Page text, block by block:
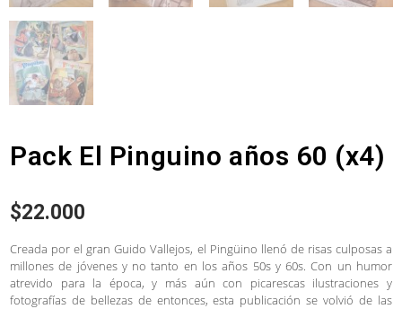
Pack El Pinguino años 60 (x4)
$22.000
Creada por el gran Guido Vallejos, el Pingüino llenó de risas culposas a
millones de jóvenes y no tanto en los años 50s y 60s. Con un humor
atrevido para la época, y más aún con picarescas ilustraciones y
fotografías de bellezas de entonces, esta publicación se volvió de las